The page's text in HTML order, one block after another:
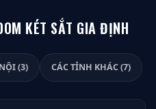
KÉT SẮT GIA ĐỊNH
(3) CÁC TỈNH KHÁC (7)